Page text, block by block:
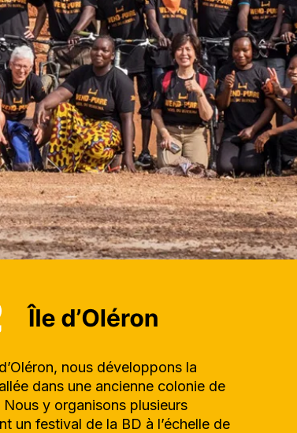
nous développons la
dans une ancienne colonie de
y organisons plusieurs
un festival de la BD à l’échelle de